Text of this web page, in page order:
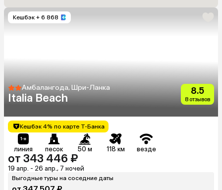
Кешбэк + 6 868
Амбалангода, Шри-Ланка
Italia Beach
8.5
8 отзывов
Кешбэк 4% по карте Т-Банка
линия песок 50 м 118 км везде
от 343 446 ₽
19 апр. - 26 апр., 7 ночей
Выгодные туры на соседние даты